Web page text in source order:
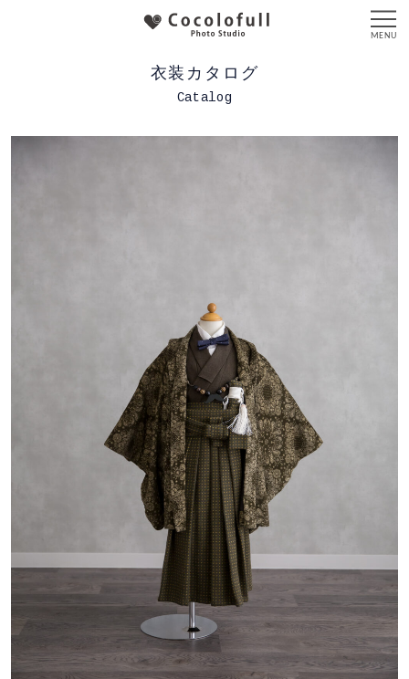
衣装カタログ
Catalog